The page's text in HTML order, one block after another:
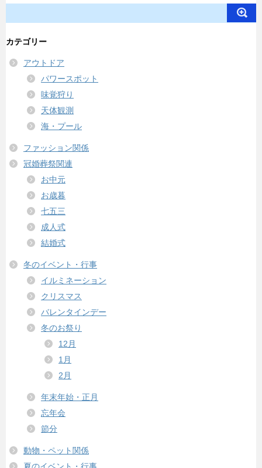
カテゴリー
アウトドア
パワースポット
味覚狩り
天体観測
海・プール
ファッション関係
冠婚葬祭関連
お中元
お歳暮
七五三
成人式
結婚式
冬のイベント・行事
イルミネーション
クリスマス
バレンタインデー
冬のお祭り
12月
1月
2月
年末年始・正月
忘年会
節分
動物・ペット関係
夏のイベント・行事